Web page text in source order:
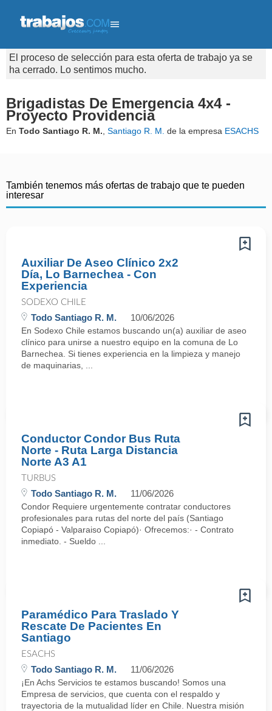
El proceso de selección para esta oferta de trabajo ya se
ha cerrado. Lo sentimos mucho.
Brigadistas De Emergencia 4x4 -
Proyecto Providencia
En Todo Santiago R. M. Santiago R. M. de la empresa ESACHS
También tenemos más ofertas de trabajo que te pueden
interesar
Auxiliar De Aseo Clínico 2x2
Día, Lo Barnechea - Con
Experiencia
SODEXO CHILE
Todo Santiago R. M. 10/06/2026
En Sodexo Chile estamos buscando un(a) auxiliar de aseo
clínico para unirse a nuestro equipo en la comuna de Lo
Barnechea. Si tienes experiencia en la limpieza y manejo
de maquinarias, ...
Conductor Condor Bus Ruta
Norte - Ruta Larga Distancia
Norte A3 A1
TURBUS
Todo Santiago R. M. 11/06/2026
Condor Requiere urgentemente contratar conductores
profesionales para rutas del norte del país (Santiago
Copiapó - Valparaiso Copiapó)· Ofrecemos:· - Contrato
inmediato. - Sueldo ...
Paramédico Para Traslado Y
Rescate De Pacientes En
Santiago
ESACHS
Todo Santiago R. M. 11/06/2026
¡En Achs Servicios te estamos buscando! Somos una
Empresa de servicios, que cuenta con el respaldo y
trayectoria de la mutualidad líder en Chile. Nuestra misión